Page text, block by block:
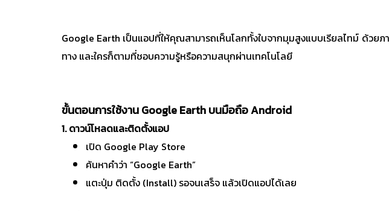
Google Earth เป็นแอปที่ให้คุณสามารถเห็นโลกทั้งใบจากมุมสูงแบบเรียลไทม์ ด้ว
ทาง และใครก็ตามที่ชอบความรู้หรือความสนุกผ่านเทคโนโลยี
ขั้นตอนการใช้งาน Google Earth บนมือถือ Android
1. ดาวน์โหลดและติดตั้งแอป
เปิด Google Play Store
ค้นหาคำว่า “Google Earth”
แตะปุ่ม ติดตั้ง (Install) รอจนเสร็จ แล้วเปิดแอปได้เลย